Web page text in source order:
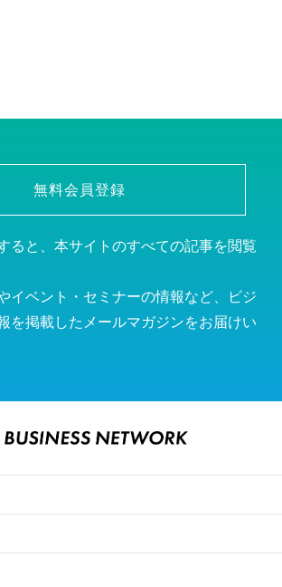
無料会員登録
ると、本サイトのすべての記事を閲覧
イベント・セミナーの情報など、ビジ
を掲載したメールマガジンをお届けい